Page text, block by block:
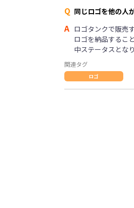
Q 同じロゴを他の人
A ロゴタンクで販売
ロゴを納品するこ
中ステータスとな
関連タグ
ロゴ